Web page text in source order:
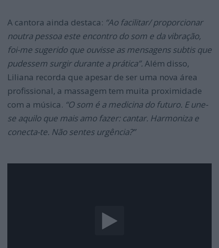
A cantora ainda destaca: “Ao facilitar/ proporcionar
noutra pessoa este encontro do som e da vibração,
foi-me sugerido que ouvisse as mensagens subtis que
pudessem surgir durante a prática”. Além disso,
Liliana recorda que apesar de ser uma nova área
profissional, a massagem tem muita proximidade
com a música. “O som é a medicina do futuro. E une-
se aquilo que mais amo fazer: cantar. Harmoniza e
conecta-te. Não sentes urgência?”